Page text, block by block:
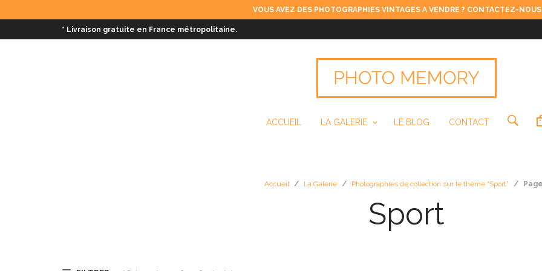
VOUS AVEZ DES PHOTOGRAPHIES VINTAGES A VENDRE ? CONTACTEZ-
* Livraison gratuite en France métropolitaine.
ACCUEIL LA GALERIE LE BLOG CONTACT
Accueil / La Galerie / Photographies de collection sur le thème “Sport” /
Sport